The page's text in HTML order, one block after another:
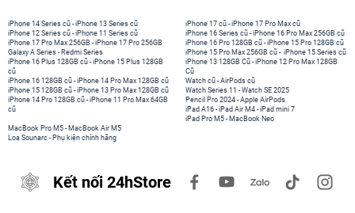
iPhone 14 Series cũ -iPhone 13 Series cũ
iPhone 12 Series cũ -iPhone 11 Series cũ
iPhone 17 Pro Max 256GB -iPhone 17 Pro 256GB
Galaxy A Series - Redmi Series
iPhone 17 cũ -iPhone 17 Pro Max cũ
iPhone 16 Series cũ - iPhone 16 Pro Max 256GB cũ
iPhone 16 Pro 128GB cũ -iPhone 15 Pro 128GB cũ
iPhone 15 Pro Max 256GB cũ - iPhone 15 Series cũ
iPhone 16 Plus 128GB cũ -iPhone 15 Plus 128GB
cũ
iPhone 16 128GB cũ -iPhone 14 Pro Max 128GB cũ
iPhone 15 128GB cũ -iPhone 13 Pro Max 128GB cũ
iPhone 14 Pro 128GB cũ -iPhone 11 Pro Max 64GB
cũ
iPhone 13 128GB Cũ -iPhone 12 Pro Max 128GB
Cũ
Watch cũ -AirPods cũ
Watch Series 11 -Watch SE 2025
Pencil Pro 2024 -Apple AirPods
iPad A16 -iPad Air M4 -iPad mini 7
iPad Pro M5 - MacBook Neo
MacBook Pro M5 - MacBook Air M5
Loa Sounarc - Phụ kiện chính hãng
Kết nối 24hStore